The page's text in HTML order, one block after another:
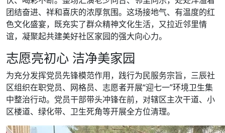
团结奋进、祥和喜庆的浓厚氛围。这场接地气、有温度的红
色文化盛宴，既充实了群众精神文化生活，又拉近邻里情
谊，凝聚起共建美好社区家园的强大向心力。
志愿亮初心 洁净美家园
为充分发挥党员先锋模范作用，践行为民服务宗旨，三辰社
区组织在职党员、网格员、志愿者开展“迎七一”环境卫生集
中整治行动。党员干部带头冲锋在前，对辖区主次干道、小
区楼道、绿化带、卫生死角等开展全方位清理。